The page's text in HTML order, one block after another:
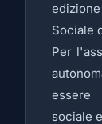
Sociale
Per
essere
sociale